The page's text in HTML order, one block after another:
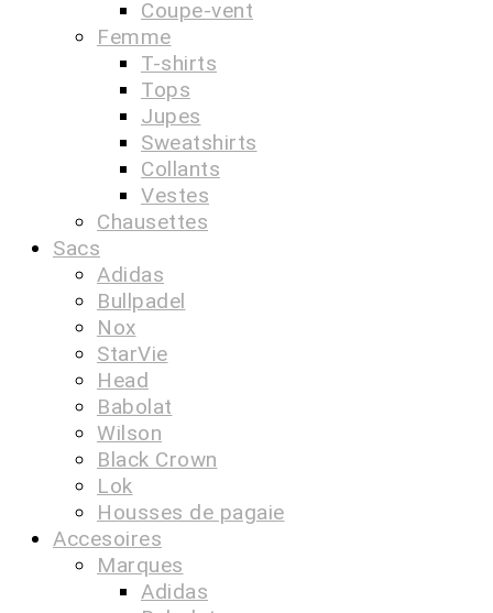
Coupe-vent
Femme
T-shirts
Tops
Jupes
Sweatshirts
Collants
Vestes
Chausettes
Sacs
Adidas
Bullpadel
Nox
StarVie
Head
Babolat
Wilson
Black Crown
Lok
Housses de pagaie
Accesoires
Marques
Adidas